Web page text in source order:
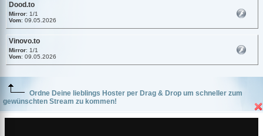
Dood.to
Mirror: 1/1
Vom: 09.05.2026
Vinovo.to
Mirror: 1/1
Vom: 09.05.2026
Ordne Deine lieblings Hoster per Drag & Drop um schneller zum
gewünschten Stream zu kommen!